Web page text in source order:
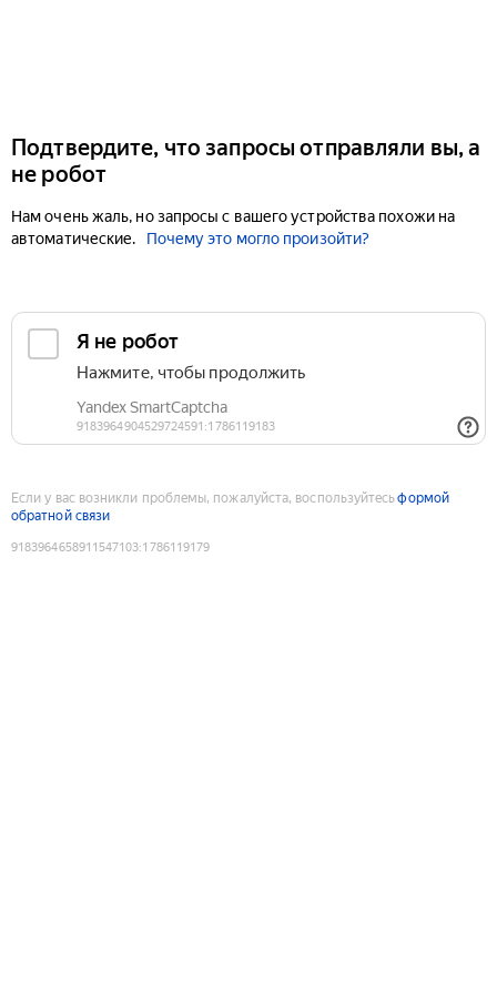
Подтвердите, что запросы отправляли вы, а
не робот
Нам очень жаль, но запросы с вашего устройства похожи на
автоматические.
Почему это могло произойти?
Если у вас возникли проблемы, пожалуйста, воспользуйтесьформой
обратной связи
9183964658911547103:1786119179